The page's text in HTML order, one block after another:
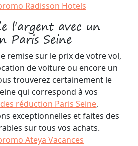
Radisson Hotels
l'argent avec un
Paris Seine
remise sur le prix de votre vol,
de voiture ou encore un
trouverez certainement le
qui correspond à vos
réduction Paris Seine,
exceptionnelles et faites des
sur tous vos achats.
Ateya Vacances